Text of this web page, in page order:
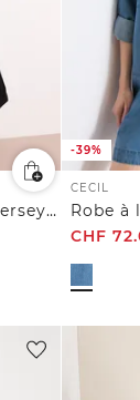
Robe mi-longue en jersey rayé
-39%
CECIL
CHF